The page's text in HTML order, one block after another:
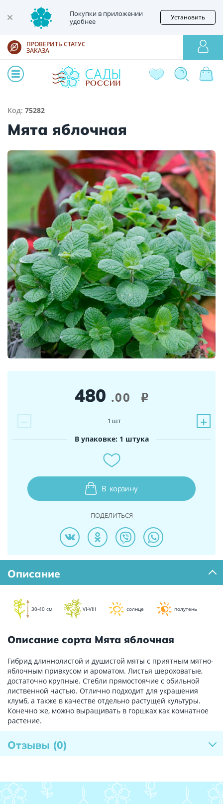
Покупки в приложении
удобнее
Установить
ПРОВЕРИТЬ СТАТУС
ЗАКАЗА
Код: 75282
Мята яблочная
480 .00 i
− +
1 шт
В упаковке: 1 штука
В корзину
ПОДЕЛИТЬСЯ
Описание
30-40 см VI-VIII солнце полутень
Описание сорта Мята яблочная
Гибрид длиннолистой и душистой мяты с приятным мятно-
яблочным привкусом и ароматом. Листья шероховатые,
достаточно крупные. Стебли прямостоячие с обильной
лиственной частью. Отлично подходит для украшения
клумб, а также в качестве отдельно растущей культуры.
Конечно же, можно выращивать в горшках как комнатное
растение.
Отзывы (0)